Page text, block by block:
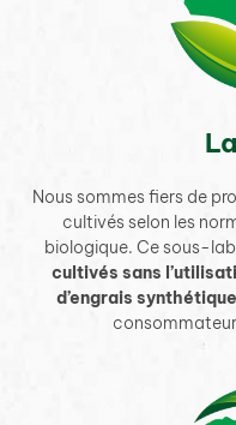
Nous sommes fiers de
cultivés selon les
biologique. Ce sous-
cultivés sans
d’engrais